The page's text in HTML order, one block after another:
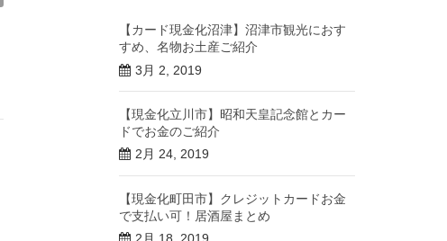
【カード現金化沼津】沼津市観光におす
すめ、名物お土産ご紹介
3月 2, 2019
【現金化立川市】昭和天皇記念館とカー
ドでお金のご紹介
2月 24, 2019
【現金化町田市】クレジットカードお金
で支払い可！居酒屋まとめ